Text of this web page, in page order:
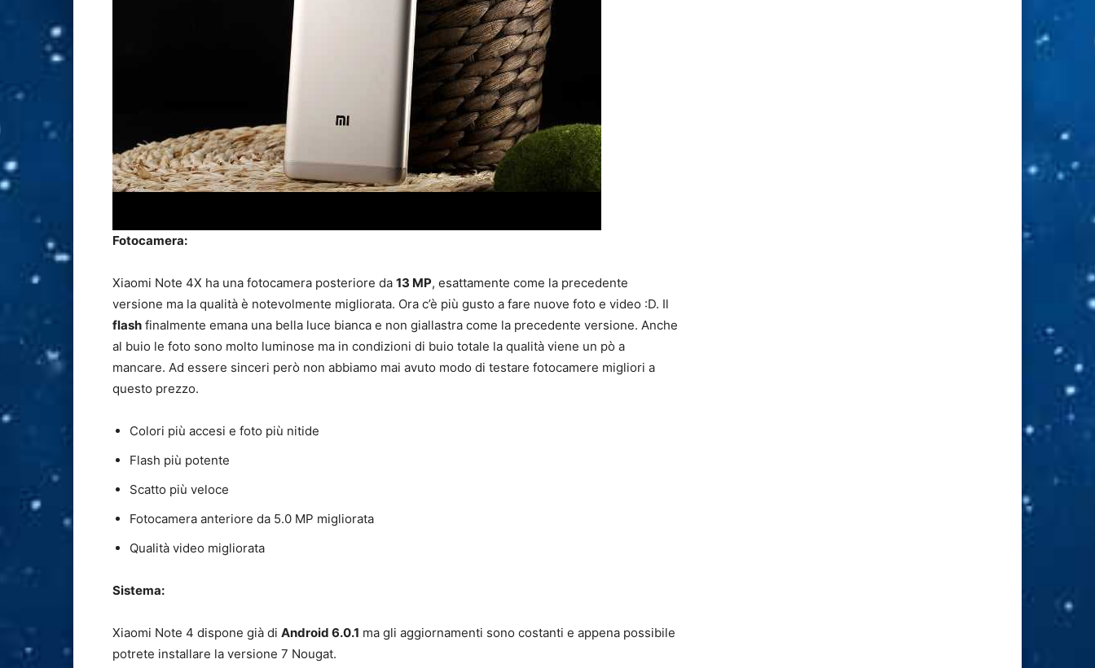
Fotocamera:
Xiaomi Note 4X ha una fotocamera posteriore da 13 MP, esattamente come la precedente
versione ma la qualità è notevolmente migliorata. Ora c’è più gusto a fare nuove foto e video :D. Il
flash finalmente emana una bella luce bianca e non giallastra come la precedente versione. Anche
al buio le foto sono molto luminose ma in condizioni di buio totale la qualità viene un pò a
mancare. Ad essere sinceri però non abbiamo mai avuto modo di testare fotocamere migliori a
questo prezzo.
Colori più accesi e foto più nitide
Flash più potente
Scatto più veloce
Fotocamera anteriore da 5.0 MP migliorata
Qualità video migliorata
Sistema:
Xiaomi Note 4 dispone già di Android 6.0.1 ma gli aggiornamenti sono costanti e appena possibile
potrete installare la versione 7 Nougat.